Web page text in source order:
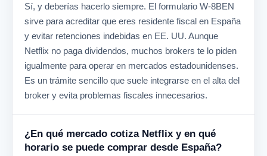
Sí, y deberías hacerlo siempre. El formulario W-8BEN
sirve para acreditar que eres residente fiscal en España
y evitar retenciones indebidas en EE. UU. Aunque
Netflix no paga dividendos, muchos brokers te lo piden
igualmente para operar en mercados estadounidenses.
Es un trámite sencillo que suele integrarse en el alta del
broker y evita problemas fiscales innecesarios.
¿En qué mercado cotiza Netflix y en qué
horario se puede comprar desde España?